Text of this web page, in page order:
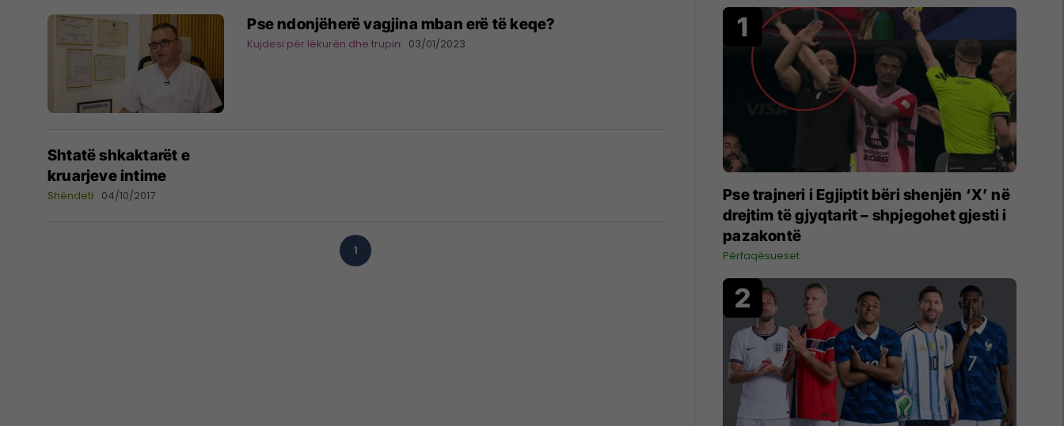
Pse ndonjëherë vagjina mban erë të keqe?
Kujdesi për lëkurën dhe trupin 03/01/2023
Shtatë shkaktarët e
kruarjeve intime
Shëndeti 04/10/2017
1
Pse trajneri i Egjiptit bëri shenjën ‘X’ në
drejtim të gjyqtarit – shpjegohet gjesti i
pazakontë
Përfaqësueset